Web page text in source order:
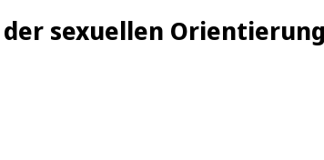
der sexuellen